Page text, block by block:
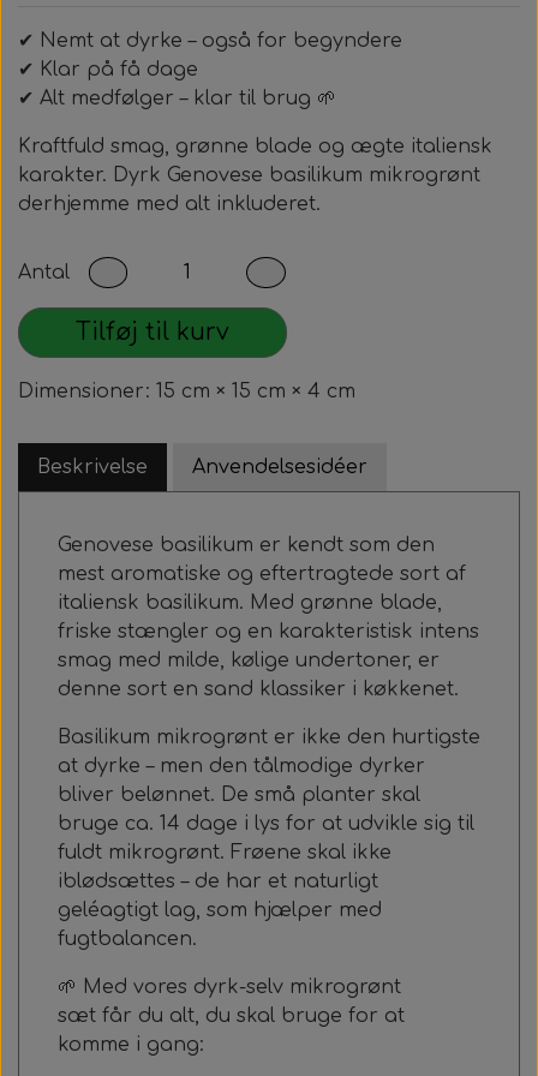
✔ Nemt at dyrke – også for begyndere
✔ Klar på få dage
✔ Alt medfølger – klar til brug 🌱
Kraftfuld smag, grønne blade og ægte italiensk
karakter. Dyrk Genovese basilikum mikrogrønt
derhjemme med alt inkluderet.
Antal
Tilføj til kurv
Dimensioner: 15 cm × 15 cm × 4 cm
Beskrivelse Anvendelsesidéer
Genovese basilikum er kendt som den
mest aromatiske og eftertragtede sort af
italiensk basilikum. Med grønne blade,
friske stængler og en karakteristisk intens
smag med milde, kølige undertoner, er
denne sort en sand klassiker i køkkenet.
Basilikum mikrogrønt er ikke den hurtigste
at dyrke – men den tålmodige dyrker
bliver belønnet. De små planter skal
bruge ca. 14 dage i lys for at udvikle sig til
fuldt mikrogrønt. Frøene skal ikke
iblødsættes – de har et naturligt
geléagtigt lag, som hjælper med
fugtbalancen.
🌱 Med vores dyrk-selv mikrogrønt
sæt får du alt, du skal bruge for at
komme i gang: